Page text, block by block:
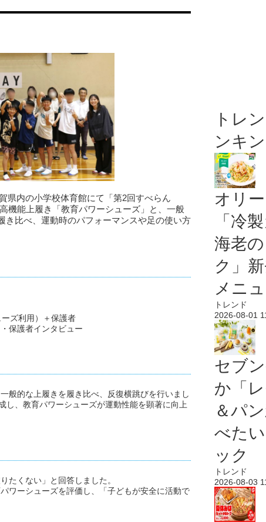
県内の小学校体育館にて「第2回すべらん
機能上履き「教育パワーシューズ」と、一般
き比べ、運動時のパフォーマンスや足の使い方
ズ利用）＋保護者
保護者インタビュー
般的な上履きを履き比べ、反復横跳びを行いまし
し、教育パワーシューズが運動性能を顕著に向上
たくない」と回答しました。
ワーシューズを評価し、「子どもが安全に活動で
トレ
ンキ
オリ
「冷
海老
ク」
メニ
トレンド
2026-08-01
セブ
か「
＆パ
べた
ック
トレンド
2026-08-03